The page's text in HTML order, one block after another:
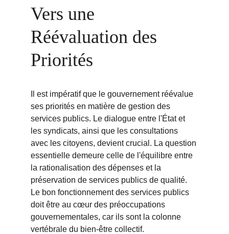
Vers une
Réévaluation des
Priorités
Il est impératif que le gouvernement réévalue
ses priorités en matière de gestion des
services publics. Le dialogue entre l'État et
les syndicats, ainsi que les consultations
avec les citoyens, devient crucial. La question
essentielle demeure celle de l'équilibre entre
la rationalisation des dépenses et la
préservation de services publics de qualité.
Le bon fonctionnement des services publics
doit être au cœur des préoccupations
gouvernementales, car ils sont la colonne
vertébrale du bien-être collectif.